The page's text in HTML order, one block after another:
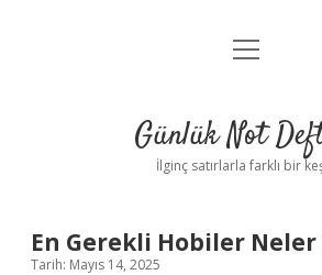
Anasayfa
Yasal Uyarı
menüyü
Günlük Not
İlginç satırlarla farklı bir
En Gerekli Hobiler Neler
Tarih: Mayıs 14, 2025